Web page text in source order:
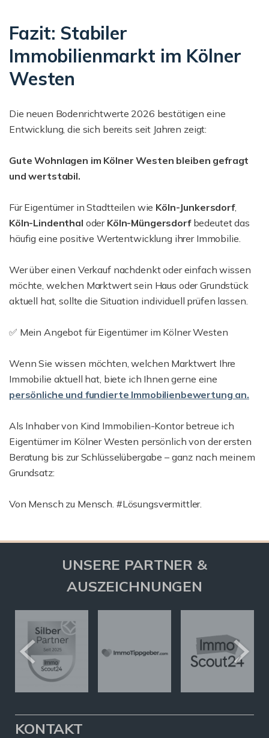
Fazit: Stabiler
Immobilienmarkt im Kölner
Westen
Die neuen Bodenrichtwerte 2026 bestätigen eine
Entwicklung, die sich bereits seit Jahren zeigt:
Gute Wohnlagen im Kölner Westen bleiben gefragt
und wertstabil.
Für Eigentümer in Stadtteilen wie Köln-Junkersdorf,
Köln-Lindenthal oder Köln-Müngersdorfbedeutet das
häufig eine positive Wertentwicklung ihrer Immobilie.
Wer über einen Verkauf nachdenkt oder einfach wissen
möchte, welchen Marktwert sein Haus oder Grundstück
aktuell hat, sollte die Situation individuell prüfen lassen.
✅ Mein Angebot für Eigentümer im Kölner Westen
Wenn Sie wissen möchten, welchen Marktwert Ihre
Immobilie aktuell hat, biete ich Ihnen gerne eine
persönliche und fundierte Immobilienbewertung an.
Als Inhaber von Kind Immobilien-Kontor betreue ich
Eigentümer im Kölner Westen persönlich von der ersten
Beratung bis zur Schlüsselübergabe – ganz nach meinem
Grundsatz:
Von Mensch zu Mensch. #Lösungsvermittler.
UNSERE PARTNER &
AUSZEICHNUNGEN
KONTAKT